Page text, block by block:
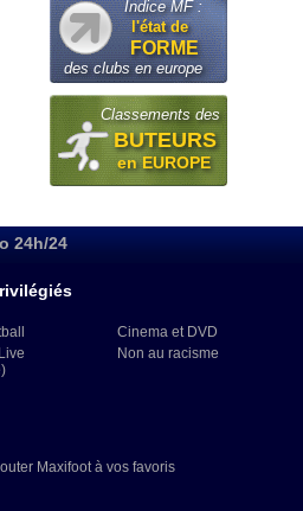
Indice MF :
l'état de
FORME
des clubs en europe
Classements des
BUTEURS
en EUROPE
24h/24
Cinema et DVD
Non au racisme
Maxifoot à vos favoris